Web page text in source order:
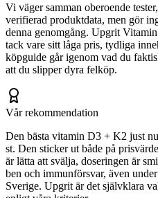
Vi väger samman oberoende
verifierad produktdata, men gör
denna genomgång. Upgrit
tack vare sitt låga pris, tydliga
köpguide går igenom vad du
att du slipper dyra felköp.
Vår rekommendation
Den bästa vitamin D3 + K2 just
st. Den sticker ut både på
är lätta att svälja, doseringen är
ben och immunförsvar, även
Sverige. Upgrit är det självklara